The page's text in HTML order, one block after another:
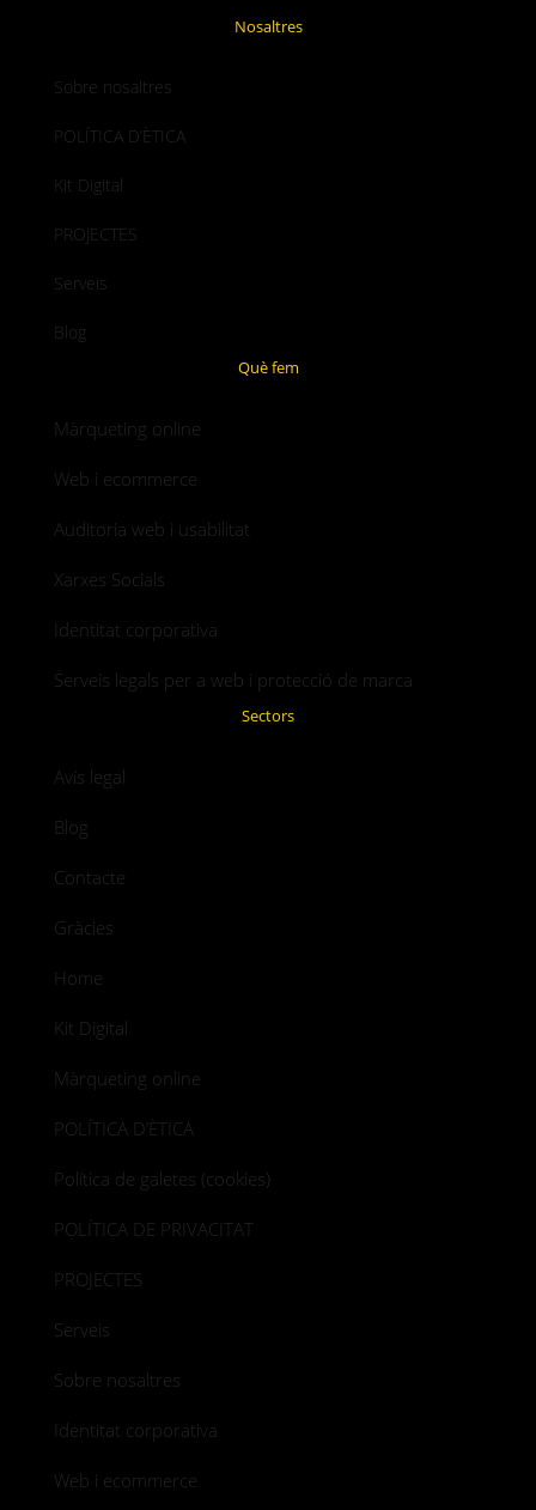
Nosaltres
Sobre nosaltres
POLÍTICA D’ÈTICA
Kit Digital
PROJECTES
Serveis
Blog
Què fem
Màrqueting online
Web i ecommerce
Auditoria web i usabilitat
Xarxes Socials
Identitat corporativa
Serveis legals per a web i protecció de marca
Sectors
Avís legal
Blog
Contacte
Gràcies
Home
Kit Digital
Màrqueting online
POLÍTICA D’ÈTICA
Política de galetes (cookies)
POLÍTICA DE PRIVACITAT
PROJECTES
Serveis
Sobre nosaltres
Identitat corporativa
Web i ecommerce